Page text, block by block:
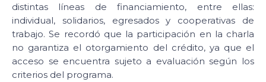
distintas líneas de financiamiento, entre ellas:
individual, solidarios, egresados y cooperativas de
trabajo. Se recordó que la participación en la charla
no garantiza el otorgamiento del crédito, ya que el
acceso se encuentra sujeto a evaluación según los
criterios del programa.